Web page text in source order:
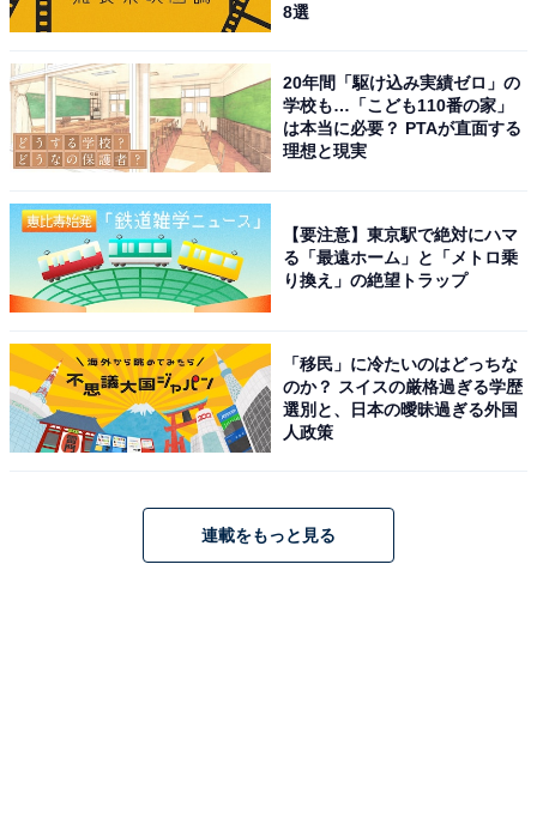
8選
20年間「駆け込み実績ゼロ」の
学校も…「こども110番の家」
は本当に必要？ PTAが直面する
理想と現実
【要注意】東京駅で絶対にハマ
る「最遠ホーム」と「メトロ乗
り換え」の絶望トラップ
「移民」に冷たいのはどっちな
のか？ スイスの厳格過ぎる学歴
選別と、日本の曖昧過ぎる外国
人政策
連載をもっと見る